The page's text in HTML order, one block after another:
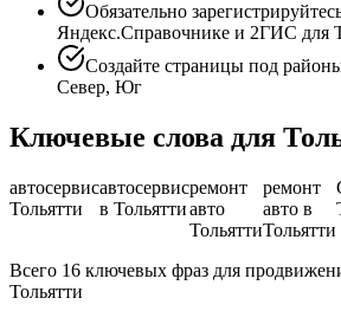
Обязательно
Яндекс.Справочнике и 2ГИС для
Создайте страницы под
Север, Юг
Ключевые слова для
автосервис
Тольятти
автосервис
в Тольятти
ремонт
авто
Тольятти
ремонт
авто в
Тольятти
Всего 16 ключевых фраз для
Тольятти